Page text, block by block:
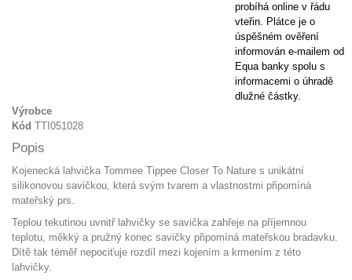
Výrobce
Kód TTI051028
Popis
Kojenecká lahvička Tommee Tippee Closer To Nature s unikátní
silikonovou savičkou, která svým tvarem a vlastnostmi připomíná
mateřský prs.
Teplou tekutinou uvnitř lahvičky se savička zahřeje na příjemnou
teplotu, měkký a pružný konec savičky připomíná mateřskou bradavku.
Dítě tak téměř nepociťuje rozdíl mezi kojením a krmením z této
lahvičky.